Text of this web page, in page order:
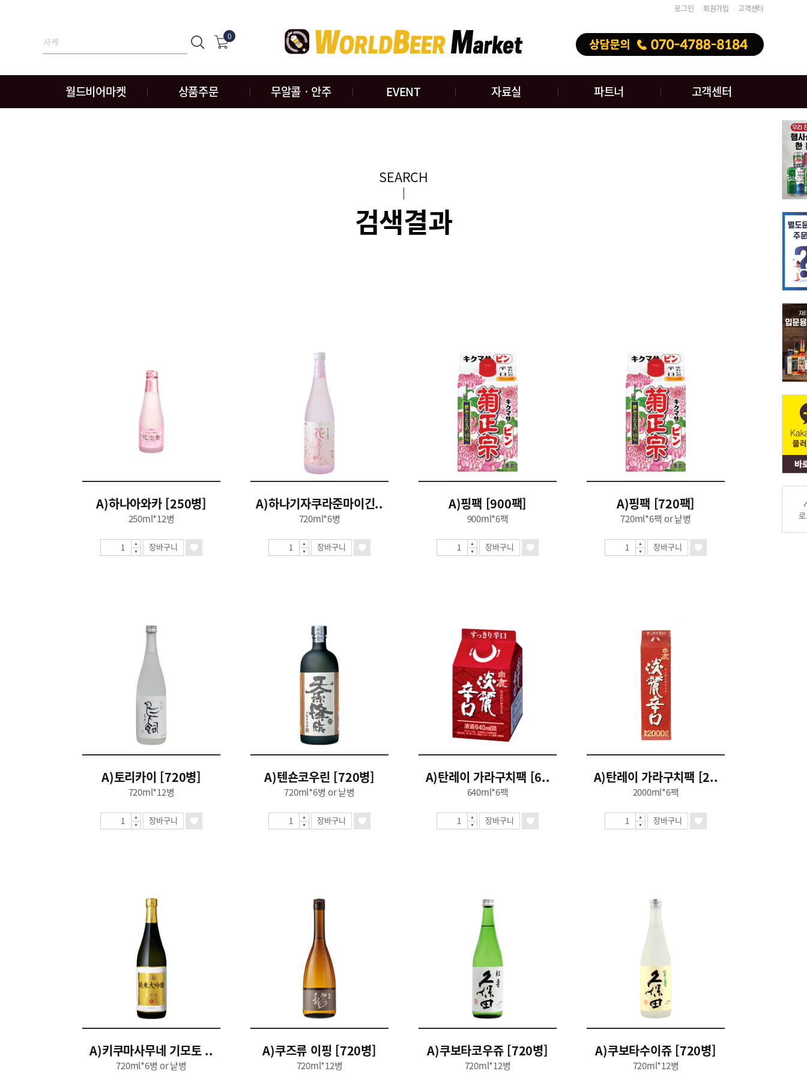
0
로그인 회원가입 고객센터
월드비어마켓 상품주문 무알콜ㆍ안주 EVENT 자료실 파트너 고객센터
SEARCH
검색결과
A)하나아와카 [250병]
250ml*12병
장바구니
A)하나기자쿠라준마이긴..
720ml*6병
장바구니
A)핑팩 [900팩]
900ml*6팩
장바구니
A)핑팩 [720팩]
720ml*6팩 or 낱병
장바구니
A)토리카이 [720병]
720ml*12병
장바구니
A)텐숀코우린 [720병]
720ml*6병 or 낱병
장바구니
A)탄레이 가라구치팩 [6..
640ml*6팩
장바구니
A)탄레이 가라구치팩 [2..
2000ml*6팩
장바구니
A)키쿠마사무네 기모토 ..
720ml*6병 or 낱병
A)쿠즈류 이핑 [720병]
720ml*12병
A)쿠보타코우쥬 [720병]
720ml*12병
A)쿠보타수이쥬 [720병]
720ml*12병